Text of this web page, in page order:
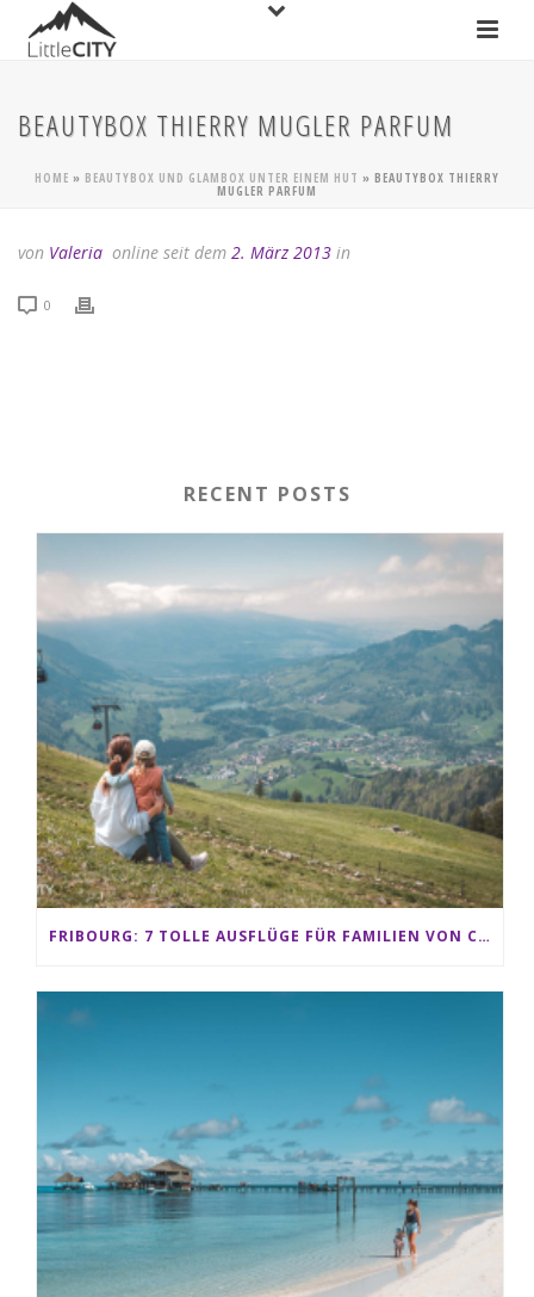
BEAUTYBOX THIERRY MUGLER PARFUM
HOME » BEAUTYBOX UND GLAMBOX UNTER EINEM HUT » BEAUTYBOX THIERRY
MUGLER PARFUM
von Valeria online seit dem 2. März 2013 in
0
RECENT POSTS
FRIBOURG: 7 TOLLE AUSFLÜGE FÜR FAMILIEN VON CHARMEY BIS LES PACCOTS